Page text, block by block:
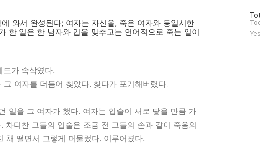
와서 완성된다; 여자는 자신을, 죽은 여자와 동일시한
한 일은 한 남자와 입을 맞추고는 언어적으로 죽는 일이
드가 속삭였다.
그 여자를 더듬어 찾았다. 찾다가 포기해버렸다.
일을 그 여자가 했다. 여자는 입술이 서로 닿을 만큼 가
차디찬 그들의 입술은 조금 전 그들의 손과 같이 죽음의
채 떨면서 그렇게 머물렀다. 이루어졌다.
방
문
자
수